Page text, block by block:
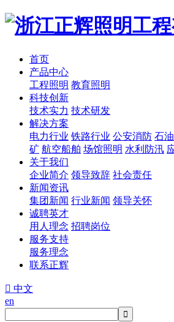
首页
产品中心
工程照明 教育照明
科技创新
技术实力 技术研发
解决方案
电力行业 铁路行业 公安消防 石
矿 航空船舶 场馆照明 水利防汛
关于我们
企业简介 领导致辞 社会责任
新闻资讯
集团新闻 行业新闻 领导关怀
诚聘英才
用人理念 招聘岗位
服务支持
服务理念
联系正辉
 中文
en